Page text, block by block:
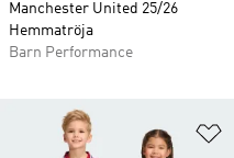
Manchester United 25/26
Hemmatröja
Barn Performance